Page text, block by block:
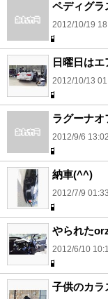
ペディグラ
2012/10/19
日曜日は
2012/10/13
ラグーナオ
2012/9/6 13:02
納車(^^)
2012/7/9 01:33
やられた
2012/6/10
子供のカラ